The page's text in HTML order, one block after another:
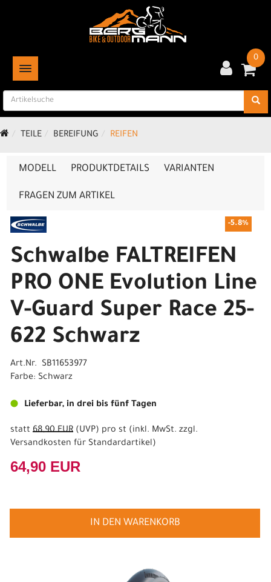
TOGGLE NAVIGATION
0
TEILE BEREIFUNG REIFEN
MODELL PRODUKTDETAILS VARIANTEN
FRAGEN ZUM ARTIKEL
-5.8%
Schwalbe FALTREIFEN
PRO ONE Evolution Line
V-Guard Super Race 25-
622 Schwarz
Art.Nr. SB11653977
Farbe: Schwarz
Lieferbar, in drei bis fünf Tagen
statt 68,90 EUR (UVP) pro st (inkl. MwSt. zzgl.
Versandkosten für Standardartikel)
64,90 EUR
IN DEN WARENKORB